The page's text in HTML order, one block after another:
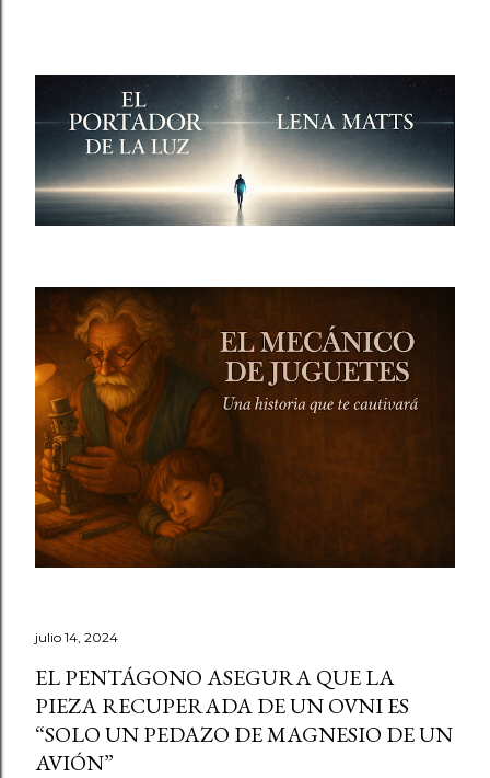
julio 14, 2024
EL PENTÁGONO ASEGURA QUE LA
PIEZA RECUPERADA DE UN OVNI ES
“SOLO UN PEDAZO DE MAGNESIO DE UN
AVIÓN”